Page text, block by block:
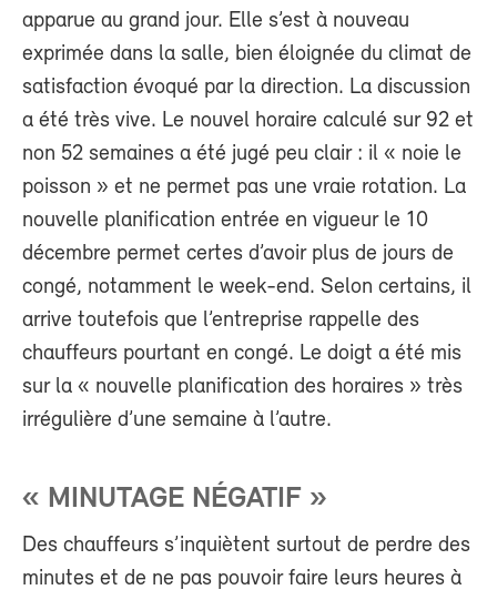
apparue au grand jour. Elle s’est à nouveau
exprimée dans la salle, bien éloignée du climat de
satisfaction évoqué par la direction. La discussion
a été très vive. Le nouvel horaire calculé sur 92 et
non 52 semaines a été jugé peu clair : il « noie le
poisson » et ne permet pas une vraie rotation. La
nouvelle planification entrée en vigueur le 10
décembre permet certes d’avoir plus de jours de
congé, notamment le week-end. Selon certains, il
arrive toutefois que l’entreprise rappelle des
chauffeurs pourtant en congé. Le doigt a été mis
sur la « nouvelle planification des horaires » très
irrégulière d’une semaine à l’autre.
« MINUTAGE NÉGATIF »
Des chauffeurs s’inquiètent surtout de perdre des
minutes et de ne pas pouvoir faire leurs heures à